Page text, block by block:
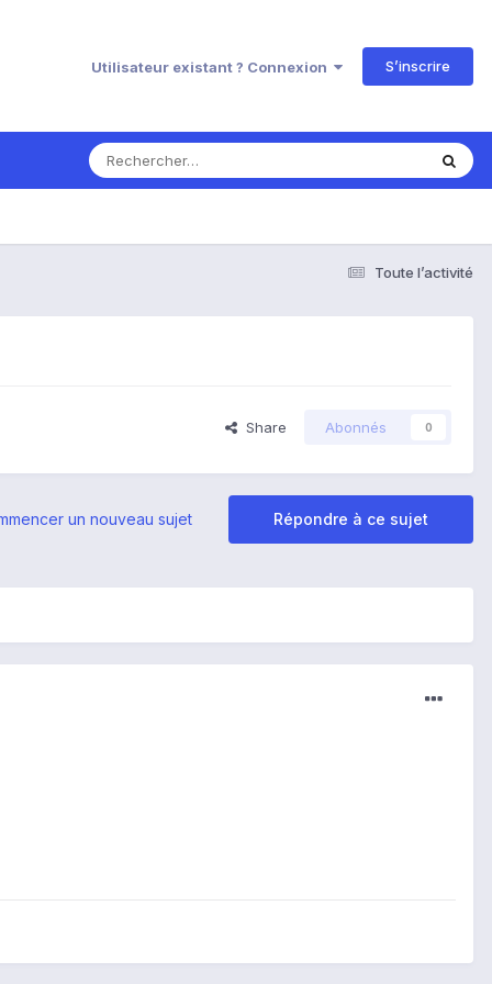
Utilisateur existant ? Connexion S’inscrire
Toute l’activité
Share Abonnés 0
Répondre à ce sujet
un nouveau sujet